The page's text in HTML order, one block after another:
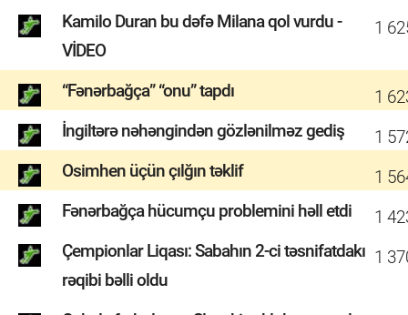
Kamilo Duran bu dəfə Milana qol vurdu -
VİDEO
1
“Fənərbağça” “onu” tapdı
1
İngiltərə nəhəngindən gözlənilməz gediş
1
Osimhen üçün çılğın təklif
1
Fənərbağça hücumçu problemini həll etdi
1
Çempionlar Liqası: Sabahın 2-ci təsnifatdakı
rəqibi bəlli oldu
1